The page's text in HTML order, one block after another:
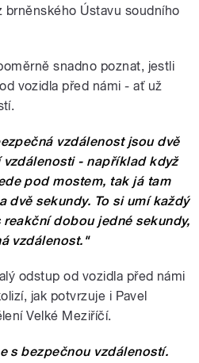
brněnského Ústavu soudního
snadno poznat, jestli
vozidla před námi - ať už
vzdálenost jsou dvě
- například když
pod mostem, tak já tam
dvě sekundy. To si umí každý
dobou jedné sekundy,
vzdálenost."
odstup od vozidla před námi
jak potvrzuje i Pavel
Velké Meziříčí.
s bezpečnou vzdáleností.